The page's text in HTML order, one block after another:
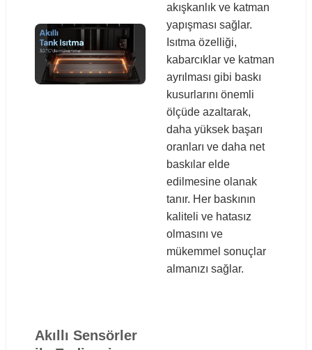
akışkanlık ve katman
yapışması sağlar.
Isıtma özelliği,
kabarcıklar ve katman
ayrılması gibi baskı
kusurlarını önemli
ölçüde azaltarak,
daha yüksek başarı
oranları ve daha net
baskılar elde
edilmesine olanak
tanır. Her baskının
kaliteli ve hatasız
olmasını ve
mükemmel sonuçlar
almanızı sağlar.
Akıllı Sensörler